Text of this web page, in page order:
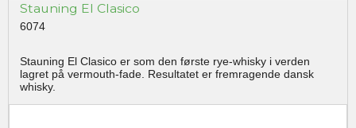
Stauning El Clasico
6074
Stauning El Clasico er som den første rye-whisky i verden
lagret på vermouth-fade. Resultatet er fremragende dansk
whisky.